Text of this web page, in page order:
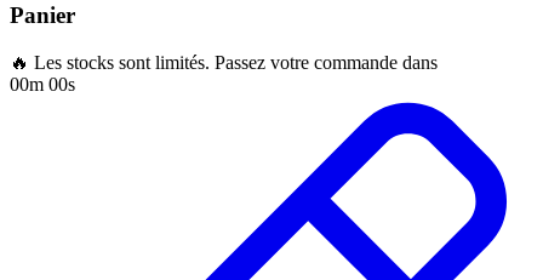
Panier
🔥 Les stocks sont limités. Passez votre commande dans
00m 00s